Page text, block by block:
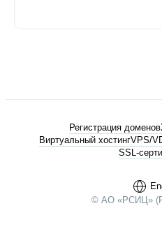
© АО «РСИЦ»
Регистрация доменов
Виртуальный хостингVPS/
SSL-